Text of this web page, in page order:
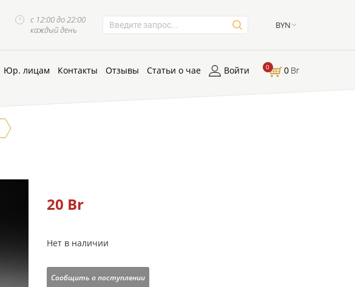
с 12:00 до 22:00
каждый день
BYN
Юр. лицам Контакты Отзывы Статьи о чае Войти 0 0 Br
20 Br
Нет в наличии
Сообщить о поступлении